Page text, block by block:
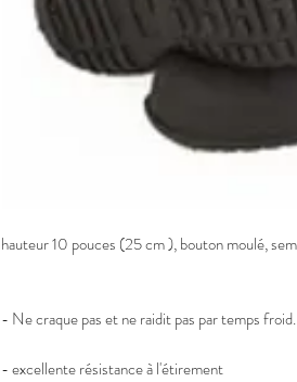
- Ne craque pas et ne raidit pas par temps froid.
- excellente résistance à l'étirement